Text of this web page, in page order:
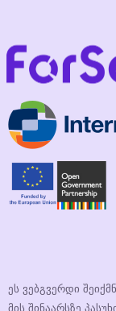
ეს ვებგვერდი
მის შინაარსზე